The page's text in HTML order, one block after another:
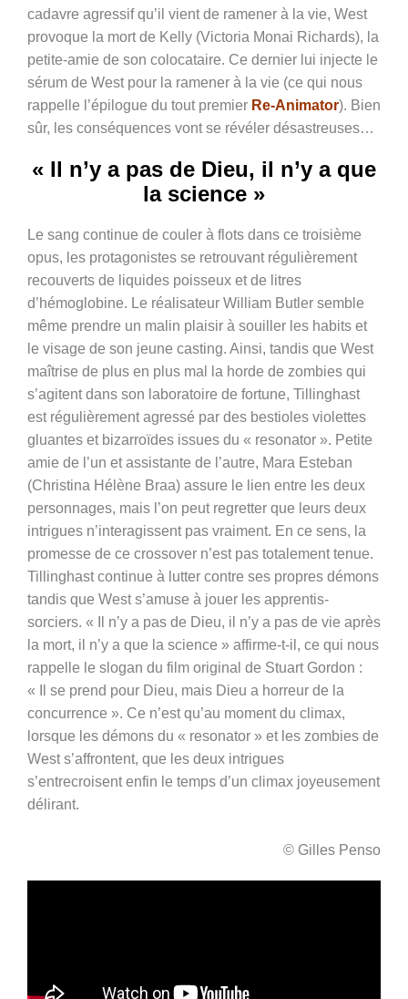
cadavre agressif qu’il vient de ramener à la vie, West
provoque la mort de Kelly (Victoria Monai Richards), la
petite-amie de son colocataire. Ce dernier lui injecte le
sérum de West pour la ramener à la vie (ce qui nous
rappelle l’épilogue du tout premier Re-Animator). Bien
sûr, les conséquences vont se révéler désastreuses…
« Il n’y a pas de Dieu, il n’y a que
la science »
Le sang continue de couler à flots dans ce troisième
opus, les protagonistes se retrouvant régulièrement
recouverts de liquides poisseux et de litres
d’hémoglobine. Le réalisateur William Butler semble
même prendre un malin plaisir à souiller les habits et
le visage de son jeune casting. Ainsi, tandis que West
maîtrise de plus en plus mal la horde de zombies qui
s’agitent dans son laboratoire de fortune, Tillinghast
est régulièrement agressé par des bestioles violettes
gluantes et bizarroïdes issues du « resonator ». Petite
amie de l’un et assistante de l’autre, Mara Esteban
(Christina Hélène Braa) assure le lien entre les deux
personnages, mais l’on peut regretter que leurs deux
intrigues n’interagissent pas vraiment. En ce sens, la
promesse de ce crossover n’est pas totalement tenue.
Tillinghast continue à lutter contre ses propres démons
tandis que West s’amuse à jouer les apprentis-
sorciers. « Il n’y a pas de Dieu, il n’y a pas de vie après
la mort, il n’y a que la science » affirme-t-il, ce qui nous
rappelle le slogan du film original de Stuart Gordon :
« Il se prend pour Dieu, mais Dieu a horreur de la
concurrence ». Ce n’est qu’au moment du climax,
lorsque les démons du « resonator » et les zombies de
West s’affrontent, que les deux intrigues
s’entrecroisent enfin le temps d’un climax joyeusement
délirant.
© Gilles Penso